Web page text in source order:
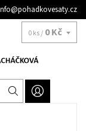
@pohadkovesaty.cz
0 ks / 0 Kč